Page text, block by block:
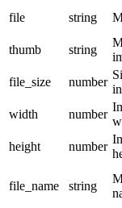
file string
thumb
string
file_size
number
width
number
height
number
file_name string